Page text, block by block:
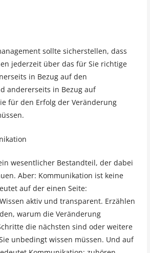
sollte sicherstellen, dass
jederzeit über das für Sie richtige
in Bezug auf den
andererseits in Bezug auf
für den Erfolg der Veränderung
wesentlicher Bestandteil, der dabei
Aber: Kommunikation ist keine
auf der einen Seite:
aktiv und transparent. Erzählen
warum die Veränderung
die nächsten sind oder weitere
unbedingt wissen müssen. Und auf